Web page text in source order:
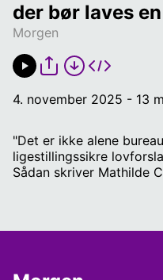
Morgen
der bør laves en
4. november 2025 - 13
"Det er ikke alene
ligestillingssikre
Sådan skriver Mathilde
eventuelle